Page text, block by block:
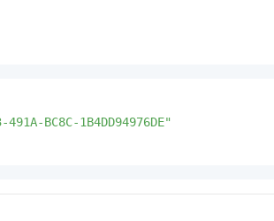
491A-BC8C-1B4DD94976DE"